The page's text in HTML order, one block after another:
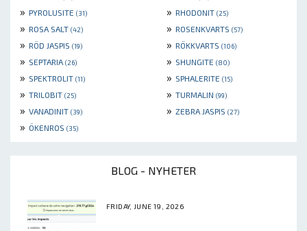
» PYROLUSITE (31) » RHODONIT (25)
» ROSA SALT (42) » ROSENKVARTS (57)
» RÖD JASPIS (19) » RÖKKVARTS (106)
» SEPTARIA (26) » SHUNGITE (80)
» SPEKTROLIT (11) » SPHALERITE (15)
» TRILOBIT (25) » TURMALIN (99)
» VANADINIT (39) » ZEBRA JASPIS (27)
» ÖKENROS (35)
BLOG - NYHETER
FRIDAY, JUNE 19, 2026